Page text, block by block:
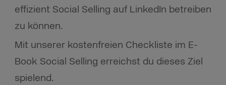
effizient Social Selling auf LinkedIn betreiben
zu können.
Mit unserer kostenfreien Checkliste im E-
Book Social Selling erreichst du dieses Ziel
spielend.